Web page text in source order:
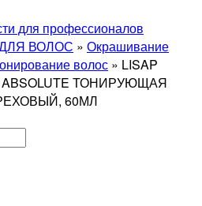
для профессионалов
ВОЛОС » Окрашивание
волос » LISAP
ABSOLUTE ТОНИРУЮЩАЯ
60МЛ